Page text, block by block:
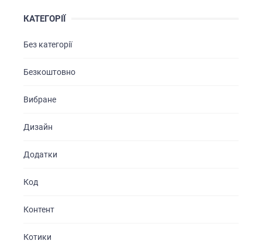
КАТЕГОРІЇ
Без категорії
Безкоштовно
Вибране
Дизайн
Додатки
Код
Контент
Котики